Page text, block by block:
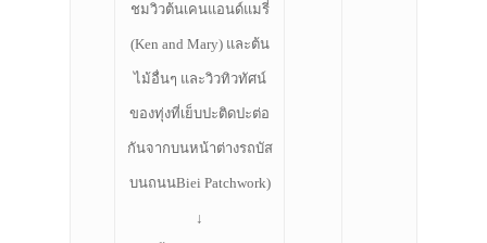
ชมวิวต้นเคนแอนด์แมรี่
(Ken and Mary) และต้น
ไม้อื่นๆ และวิวทิวทัศน์
ของทุ่งที่เย็บปะติดปะต่อ
กันจากบนหน้าต่างรถบัส
บนถนนBiei Patchwork)
↓